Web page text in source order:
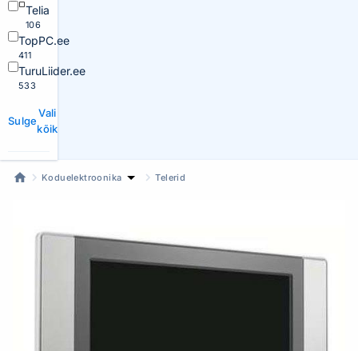
Telia
106
TopPC.ee
411
TuruLiider.ee
533
Sulge
Vali
kõik
Koduelektroonika Telerid